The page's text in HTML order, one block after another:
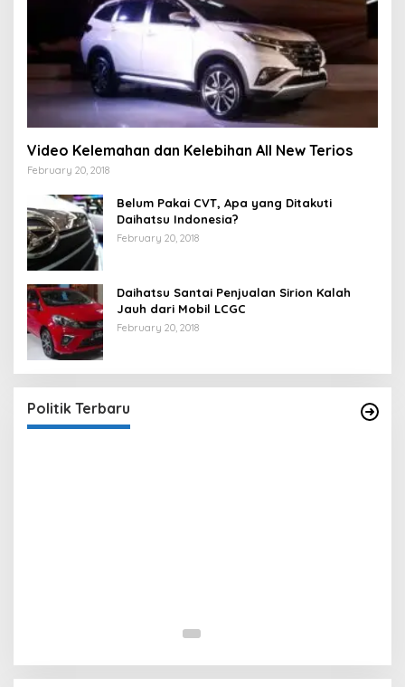
Video Kelemahan dan Kelebihan All New Terios
February 20, 2018
Belum Pakai CVT, Apa yang Ditakuti
Daihatsu Indonesia?
February 20, 2018
Daihatsu Santai Penjualan Sirion Kalah
Jauh dari Mobil LCGC
February 20, 2018
Politik Terbaru
Yasin
In Berita, Politik |